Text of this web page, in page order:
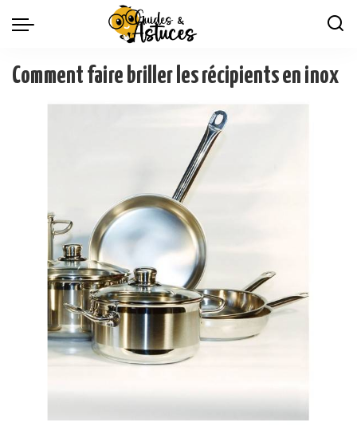
Comment faire briller les récipients en inox